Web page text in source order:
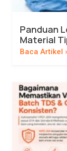
Panduan
Material
Baca Artikel